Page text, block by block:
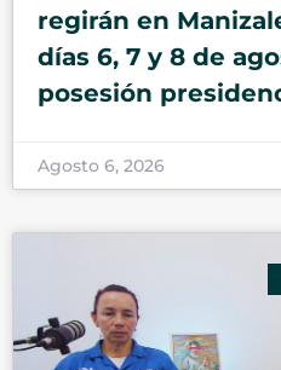
regirán en
días 6, 7 y 8 de
posesión
Agosto 6, 2026